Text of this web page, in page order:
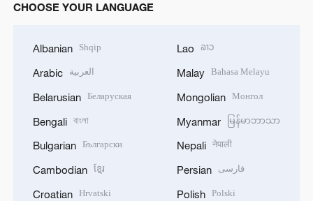
CHOOSE YOUR LANGUAGE
Albanian Shqip
Arabic العربية
Belarusian Беларуская
Bengali বাংলা
Bulgarian Български
Cambodian ខ្មែរ
Croatian Hrvatski
Lao ລາວ
Malay Bahasa Melayu
Mongolian Монгол
Myanmar မြန်မာဘာသာ
Nepali नेपाली
Persian فارسی
Polish Polski